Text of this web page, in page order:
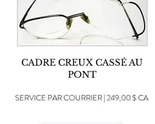
CADRE CREUX CASSÉ AU
PONT
SERVICE PAR COURRIER | 249,00 $ CA